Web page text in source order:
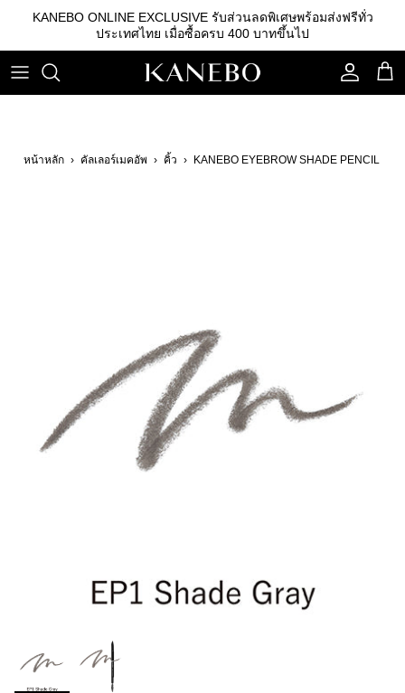
ที่
เนื้อหา
KANEBO ONLINE EXCLUSIVE รับส่วนลดพิเศษพร้อมส่งฟรีทั่ว
ประเทศไทย เมื่อซื้อครบ 400 บาทขึ้นไป
คลีนซิ่ง
โลชั่น
รองพื้น
แป้ง
คิ้ว
อายแชโดว์
หน้าหลัก › คัลเลอร์เมคอัพ › คิ้ว › KANEBO EYEBROW SHADE PENCIL